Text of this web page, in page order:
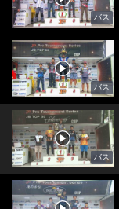
バス
バス
バス